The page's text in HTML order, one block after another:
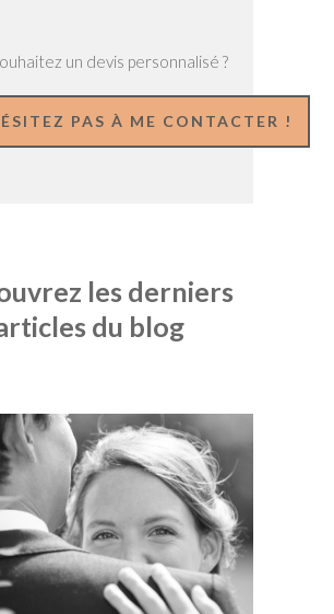
un devis personnalisé ?
PAS À ME CONTACTER !
les derniers
du blog